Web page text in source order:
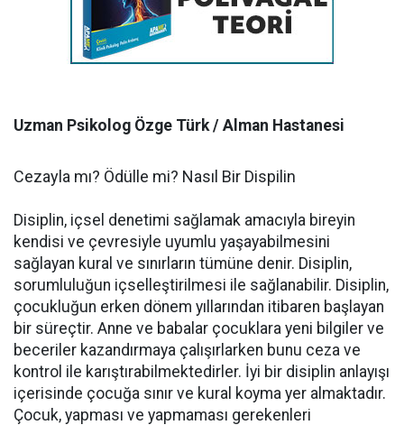
Uzman Psikolog Özge Türk / Alman Hastanesi
Cezayla mı? Ödülle mi? Nasıl Bir Dispilin
Disiplin, içsel denetimi sağlamak amacıyla bireyin
kendisi ve çevresiyle uyumlu yaşayabilmesini
sağlayan kural ve sınırların tümüne denir. Disiplin,
sorumluluğun içselleştirilmesi ile sağlanabilir. Disiplin,
çocukluğun erken dönem yıllarından itibaren başlayan
bir süreçtir. Anne ve babalar çocuklara yeni bilgiler ve
beceriler kazandırmaya çalışırlarken bunu ceza ve
kontrol ile karıştırabilmektedirler. İyi bir disiplin anlayışı
içerisinde çocuğa sınır ve kural koyma yer almaktadır.
Çocuk, yapması ve yapmaması gerekenleri